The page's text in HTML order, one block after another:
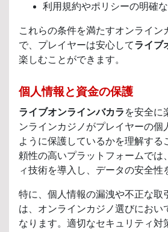
利用規約やポリシーの明確
これらの条件を満たすオンライン
で、プレイヤーは安心してライブ
楽しむことができます。
個人情報と資金の保護
ライブオンラインバカラ を安全に
ンラインカジノがプレイヤーの個
ように保護しているかを理解する
頼性の高いプラットフォームでは
ィ技術を導入し、データの安全性
特に、個人情報の漏洩や不正な取
は、オンラインカジノ選びにおい
なります。適切なセキュリティ対